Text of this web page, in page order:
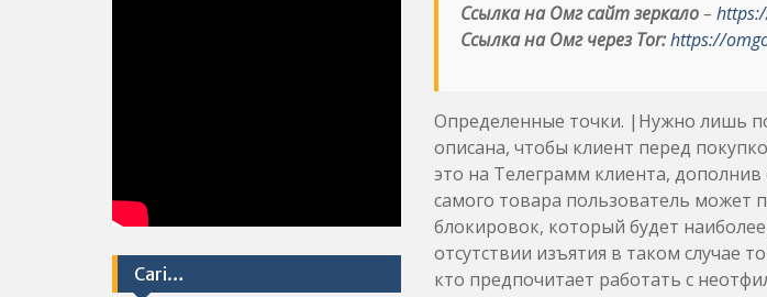
Ссылка на Омг сайт зеркало–
Ссылка на Омг через Tor: https://
Определенные точки. |Нужно лишь
описана, чтобы клиент перед
это на Телеграмм клиента,
самого товара пользователь может
блокировок, который будет
отсутствии изъятия в таком случае
кто предпочитает работать с
Cari…